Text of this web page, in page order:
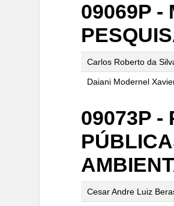
09069P -
Carlos Roberto da
Daiani Modernel
09073P -
Cesar Andre Luiz